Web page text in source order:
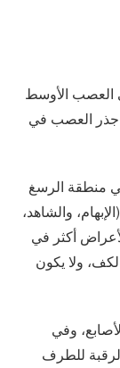
العصب الأوسط
العصب في
منطقة الرسغ
والشاهد،
أكثر في
ولا يكون
وفي
للطرف